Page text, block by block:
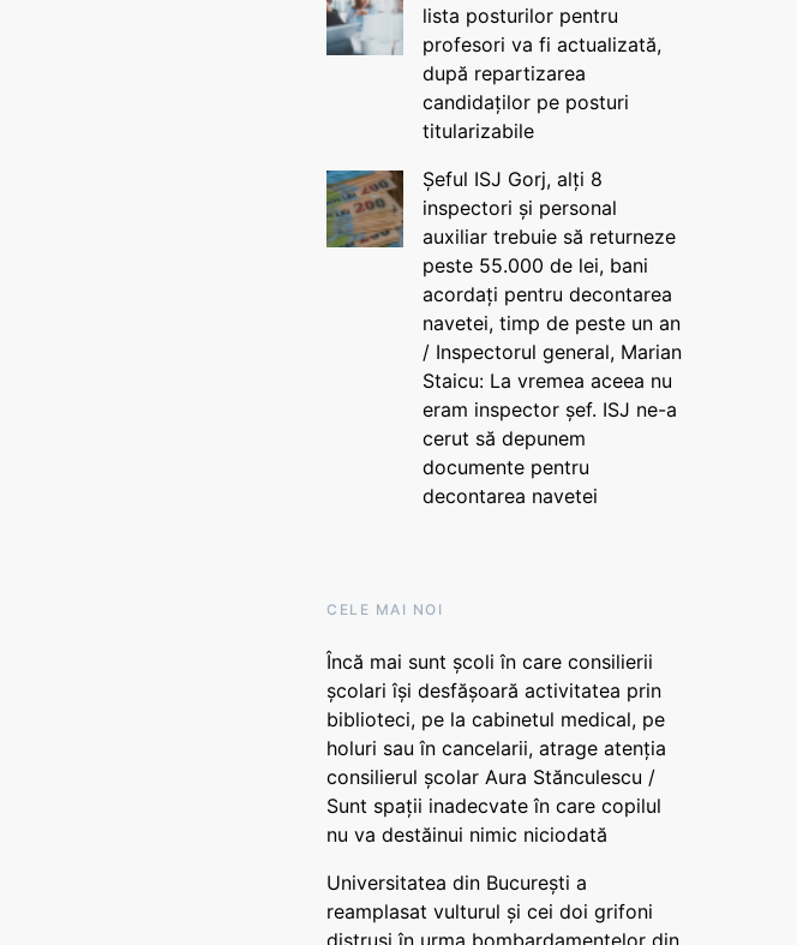
lista posturilor pentru
profesori va fi actualizată,
după repartizarea
candidaților pe posturi
titularizabile
Șeful ISJ Gorj, alți 8
inspectori și personal
auxiliar trebuie să returneze
peste 55.000 de lei, bani
acordați pentru decontarea
navetei, timp de peste un an
/ Inspectorul general, Marian
Staicu: La vremea aceea nu
eram inspector șef. ISJ ne-a
cerut să depunem
documente pentru
decontarea navetei
CELE MAI NOI
Încă mai sunt școli în care consilierii
școlari își desfășoară activitatea prin
biblioteci, pe la cabinetul medical, pe
holuri sau în cancelarii, atrage atenția
consilierul școlar Aura Stănculescu /
Sunt spații inadecvate în care copilul
nu va destăinui nimic niciodată
Universitatea din București a
reamplasat vulturul și cei doi grifoni
distruși în urma bombardamentelor din